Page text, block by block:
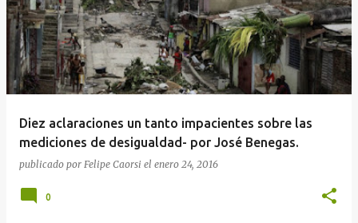
Diez aclaraciones un tanto impacientes sobre las
mediciones de desigualdad- por José Benegas.
publicado por Felipe Caorsi el enero 24, 2016
0